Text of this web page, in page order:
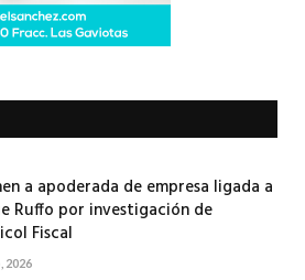
a apoderada de empresa ligada a
Ruffo por investigación de
Fiscal
2026